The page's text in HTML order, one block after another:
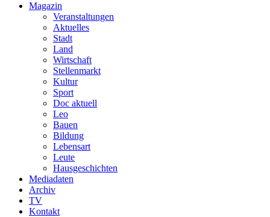
Magazin
Veranstaltungen
Aktuelles
Stadt
Land
Wirtschaft
Stellenmarkt
Kultur
Sport
Doc aktuell
Leo
Bauen
Bildung
Lebensart
Leute
Hausgeschichten
Mediadaten
Archiv
TV
Kontakt